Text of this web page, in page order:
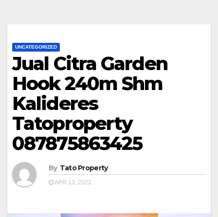
UNCATEGORIZED
Jual Citra Garden
Hook 240m Shm
Kalideres
Tatoproperty
087875863425
By Tato Property
APR 13, 2022